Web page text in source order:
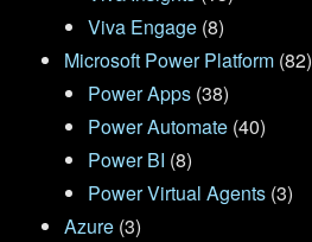
Viva Engage (8)
Microsoft Power Platform (82)
Power Apps (38)
Power Automate (40)
Power BI (8)
Power Virtual Agents (3)
Azure (3)